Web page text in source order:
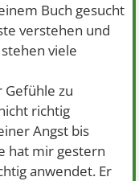
Buch gesucht
verstehen und
viele
Gefühle zu
richtig
Angst bis
hat mir gestern
anwendet. Er